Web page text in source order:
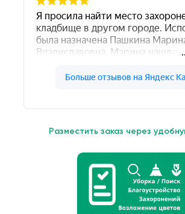
Разместить заказ через